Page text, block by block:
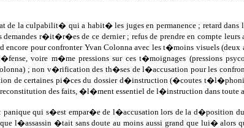
la culpabilit� qui a habit� les juges en permanence ; retard dans
r�it�r�es de ce dernier ; refus de prendre en compte leurs
pour confronter Yvan Colonna avec les t�moins visuels (deux
voire m�me pressions sur ces t�moignages (pressions
; non v�rification des th�ses de l�accusation pour les
de certaines pi�ces du dossier d�instruction (�coutes
des faits, �l�ment essentiel de l�instruction dans toute
qui s�est empar�e de l�accusation lors de la d�position
l�assassin �tait sans doute au moins aussi grand que lui� alors